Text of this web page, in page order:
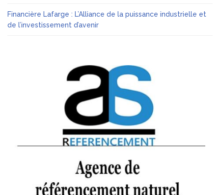
Financière Lafarge : L’Alliance de la puissance industrielle et
de l’investissement d’avenir